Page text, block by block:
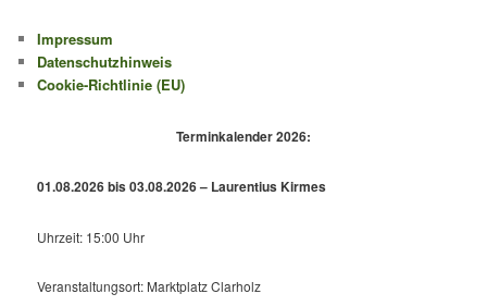
Impressum
Datenschutzhinweis
Cookie-Richtlinie (EU)
Terminkalender 2026:
01.08.2026 bis 03.08.2026 – Laurentius Kirmes
Uhrzeit: 15:00 Uhr
Veranstaltungsort: Marktplatz Clarholz